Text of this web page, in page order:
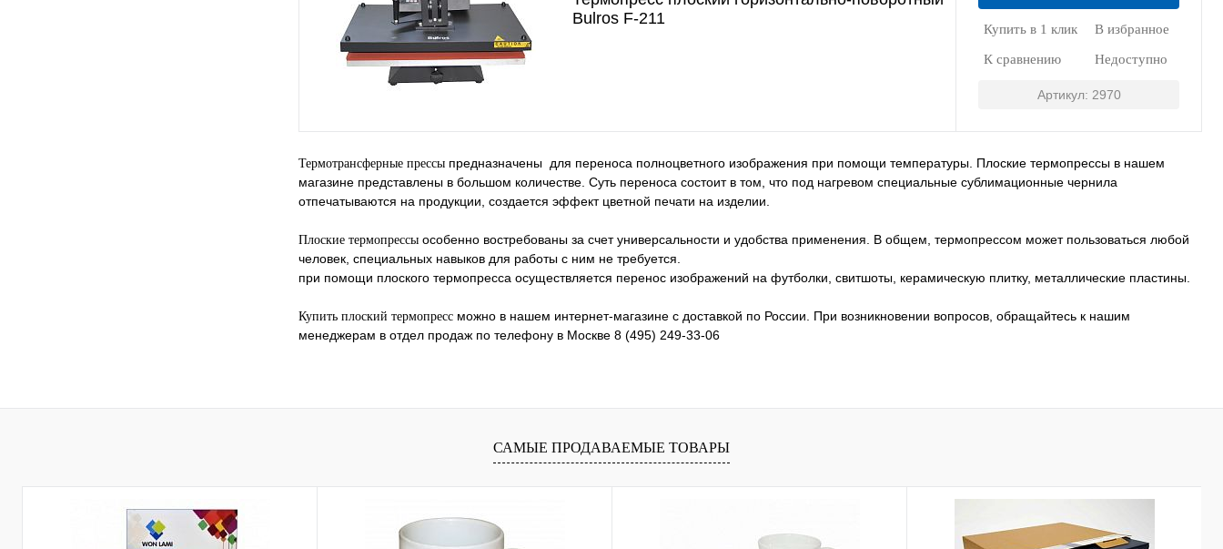
Bulros F-211
Купить в 1 клик В избранное
К сравнению Недоступно
Артикул: 2970
Термотрансферные прессы предназначены для переноса полноцветного изображения при помощи температуры. Плоские термопрессы в нашем
магазине представлены в большом количестве. Суть переноса состоит в том, что под нагревом специальные сублимационные чернила
отпечатываются на продукции, создается эффект цветной печати на изделии.
Плоские термопрессы особенно востребованы за счет универсальности и удобства применения. В общем, термопрессом может пользоваться любой
человек, специальных навыков для работы с ним не требуется.
при помощи плоского термопресса осуществляется перенос изображений на футболки, свитшоты, керамическую плитку, металлические пластины.
Купить плоский термопресс можно в нашем интернет-магазине с доставкой по России. При возникновении вопросов, обращайтесь к нашим
менеджерам в отдел продаж по телефону в Москве 8 (495) 249-33-06
САМЫЕ ПРОДАВАЕМЫЕ ТОВАРЫ